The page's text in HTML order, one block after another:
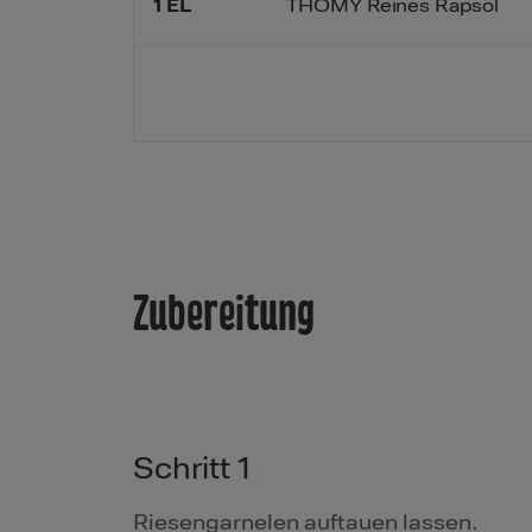
1 EL THOMY Reines Rapsöl
Zubereitung
Schritt 1
Riesengarnelen auftauen lassen.